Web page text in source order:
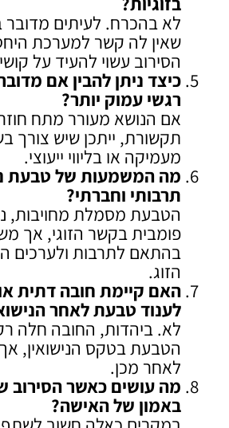
לא בהכרח. לעיתים
שאין לה קשר למערכת
הסירוב עשוי להעיד על
כיצד ניתן להבין אם
רגשי עמוק יותר?
אם הנושא מעורר מתח
תקשורת, ייתכן שיש צורך
מעמיקה או בליווי ייעוצי.
מה המשמעות של טבעת
תרבותי וחברתי?
הטבעת מסמלת מחויבות,
פומבית בקשר הזוגי, אך
בהתאם לתרבות ולערכים
הזוג.
האם קיימת חובה דתית
לענוד טבעת לאחר
לא. ביהדות, החובה חלה
הטבעת בטקס הנישואין,
לאחר מכן.
מה עושים כאשר הסירוב
באמון של האישה?